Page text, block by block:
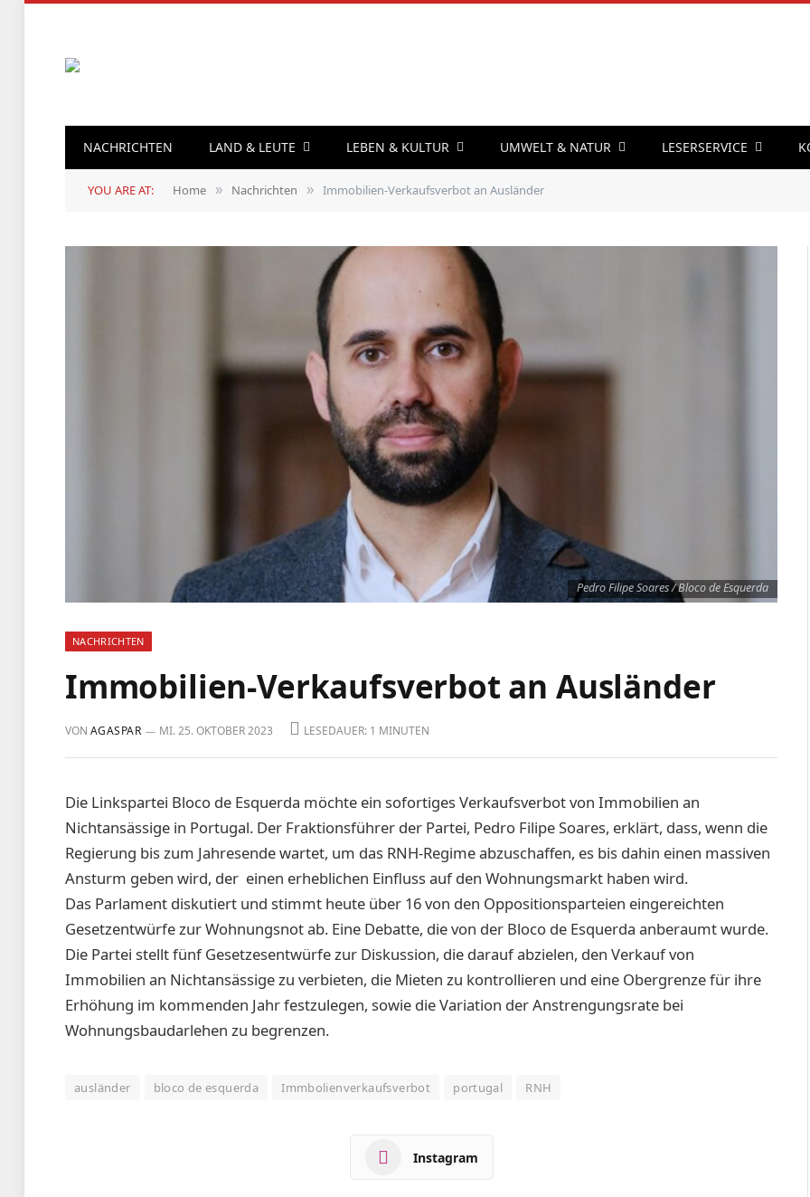
NACHRICHTEN LAND & LEUTE LEBEN & KULTUR UMWELT & NATUR LESERSERVICE
YOU ARE AT: Home » Nachrichten » Immobilien-Verkaufsverbot an Ausländer
NACHRICHTEN
Immobilien-Verkaufsverbot an Ausländer
VON AGASPAR MI. 25. OKTOBER 2023 LESEDAUER: 1 MINUTEN
Pedro Filipe Soares / Bloco de Esquerda
Die Linkspartei Bloco de Esquerda möchte ein sofortiges Verkaufsverbot von Immobilien an
Nichtansässige in Portugal. Der Fraktionsführer der Partei, Pedro Filipe Soares, erklärt, dass, wenn die
Regierung bis zum Jahresende wartet, um das RNH-Regime abzuschaffen, es bis dahin einen massiven
Ansturm geben wird, der einen erheblichen Einfluss auf den Wohnungsmarkt haben wird.
Das Parlament diskutiert und stimmt heute über 16 von den Oppositionsparteien eingereichten
Gesetzentwürfe zur Wohnungsnot ab. Eine Debatte, die von der Bloco de Esquerda anberaumt wurde.
Die Partei stellt fünf Gesetzesentwürfe zur Diskussion, die darauf abzielen, den Verkauf von
Immobilien an Nichtansässige zu verbieten, die Mieten zu kontrollieren und eine Obergrenze für ihre
Erhöhung im kommenden Jahr festzulegen, sowie die Variation der Anstrengungsrate bei
Wohnungsbaudarlehen zu begrenzen.
ausländer bloco de esquerda Immbolienverkaufsverbot portugal RNH
Instagram